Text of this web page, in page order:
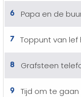
6 Papa en de
7 Toppunt van lef
8 Grafsteen
9 Tijd om te